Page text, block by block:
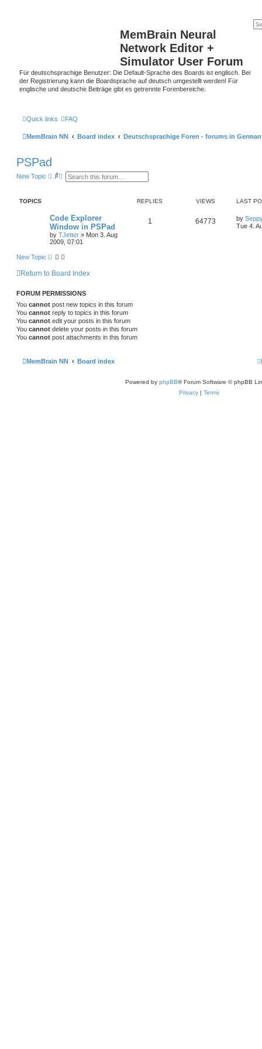
MemBrain Neural
Network Editor +
Simulator User Forum
Für deutschsprachige Benutzer: Die Default-Sprache des Boards ist englisch. Bei
der Registrierung kann die Boardsprache auf deutsch umgestellt werden! Für
englische und deutsche Beiträge gibt es getrennte Forenbereiche.
Quick links FAQ
MemBrain NN Board index Deutschsprachige Foren - forums in German
PSPad
New Topic
S A
e
s
e
a
c
TOPICS REPLIES VIEWS LAST
Code Explorer
Window in PSPad
by TJetter » Mon 3. Aug
2009, 07:01
1 64773 by
Tue 4.
New Topic
Return to Board Index
FORUM PERMISSIONS
You cannot post new topics in this forum
You cannot reply to topics in this forum
You cannot edit your posts in this forum
You cannot delete your posts in this forum
You cannot post attachments in this forum
MemBrain NN Board index
Powered by phpBB® Forum Software © phpBB
Privacy | Terms